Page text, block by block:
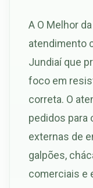
A O Melhor
atendimento
Jundiaí que
foco em
correta. O
pedidos para
externas de
galpões,
comerciais e